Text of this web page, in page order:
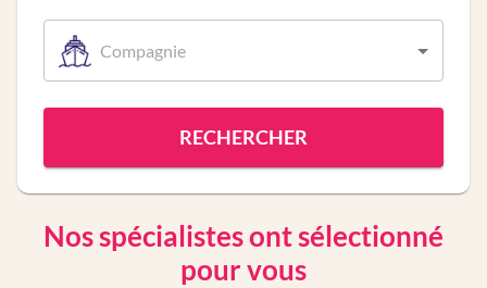
Compagnie
RECHERCHER
Nos spécialistes ont sélectionné
pour vous